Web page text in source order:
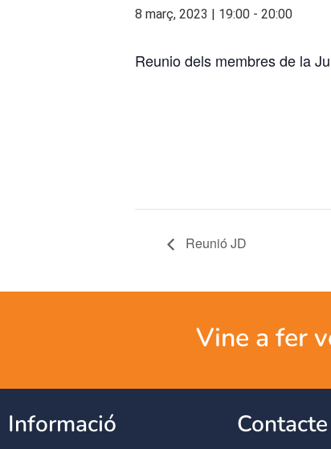
8 març, 2023 | 19:00 - 20:00
Reunio dels membres de la
Reunió JD
Vine a fer
Informació Contacte